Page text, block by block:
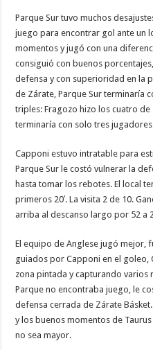
Parque Sur tuvo muchos
juego para encontrar gol ante un
momentos y jugó con una
consiguió con buenos
defensa y con superioridad en la
de Zárate, Parque Sur terminaría
triples: Fragozo hizo los cuatro de
terminaría con solo tres
Capponi estuvo intratable para
Parque Sur le costó vulnerar la
hasta tomar los rebotes. El local
primeros 20′. La visita 2 de 10.
arriba al descanso largo por 52 a
El equipo de Anglese jugó mejor,
guiados por Capponi en el goleo,
zona pintada y capturando
Parque no encontraba juego, le
defensa cerrada de Zárate
y los buenos momentos de
no sea mayor.